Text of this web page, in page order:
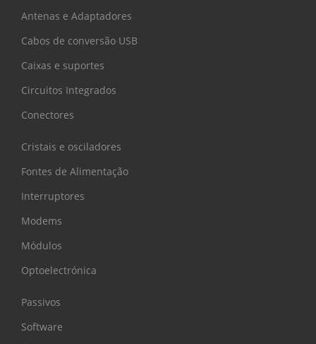
Antenas e Adaptadores
Cabos de conversão USB
Caixas e suportes
Circuitos Integrados
Conectores
Cristais e osciladores
Fontes de Alimentação
Interruptores
Modems
Módulos
Optoelectrónica
Passivos
Software